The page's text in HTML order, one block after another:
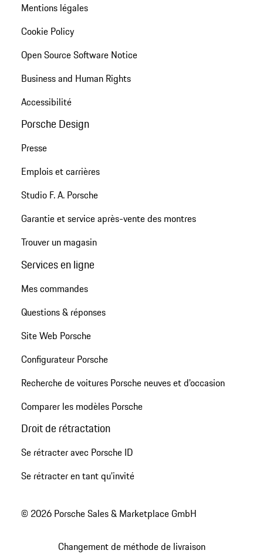
Mentions légales
Cookie Policy
Open Source Software Notice
Business and Human Rights
Accessibilité
Porsche Design
Presse
Emplois et carrières
Studio F. A. Porsche
Garantie et service après-vente des montres
Trouver un magasin
Services en ligne
Mes commandes
Questions & réponses
Site Web Porsche
Configurateur Porsche
Recherche de voitures Porsche neuves et d'occasion
Comparer les modèles Porsche
Droit de rétractation
Se rétracter avec Porsche ID
Se rétracter en tant qu’invité
© 2026 Porsche Sales & Marketplace GmbH
Changement de méthode de livraison